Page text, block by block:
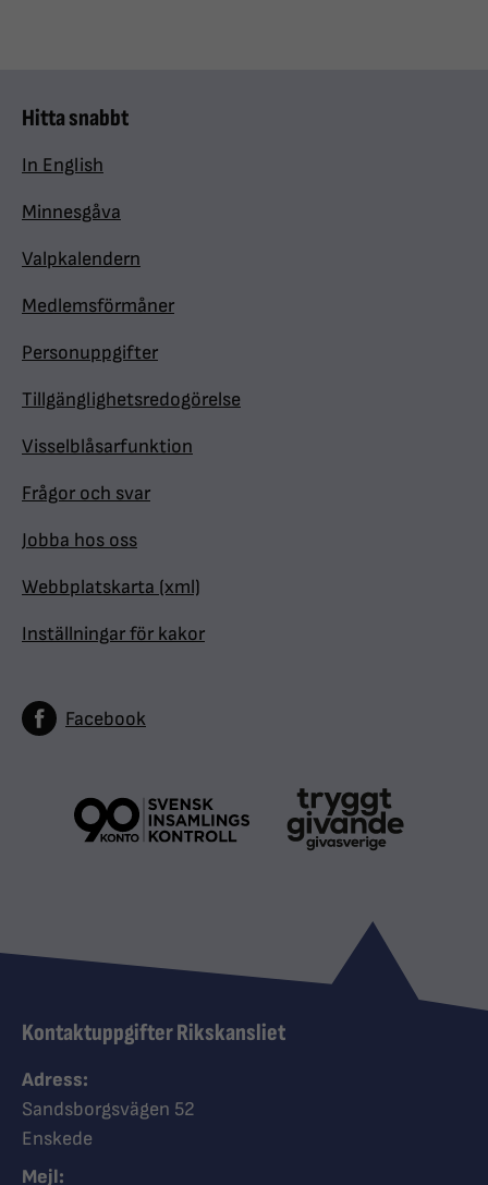
Hitta snabbt
In English
Minnesgåva
Valpkalendern
Medlemsförmåner
Personuppgifter
Tillgänglighetsredogörelse
Visselblåsarfunktion
Frågor och svar
Jobba hos oss
Webbplatskarta (xml)
Inställningar för kakor
Facebook
Kontaktuppgifter Rikskansliet
Adress:
Sandsborgsvägen 52
Enskede
Mejl: